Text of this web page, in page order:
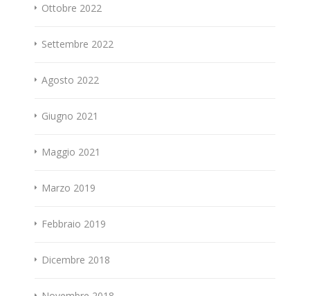
Ottobre 2022
Settembre 2022
Agosto 2022
Giugno 2021
Maggio 2021
Marzo 2019
Febbraio 2019
Dicembre 2018